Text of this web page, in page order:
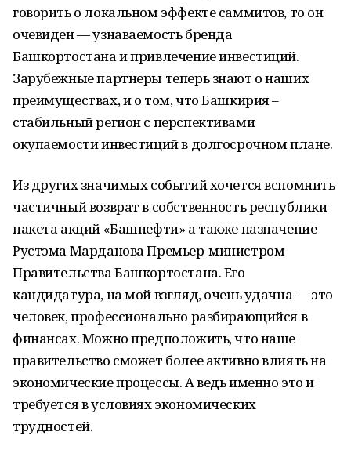
говорить о локальном эффекте саммитов, то он
очевиден — узнаваемость бренда
Башкортостана и привлечение инвестиций.
Зарубежные партнеры теперь знают о наших
преимуществах, и о том, что Башкирия –
стабильный регион с перспективами
окупаемости инвестиций в долгосрочном плане.
Из других значимых событий хочется вспомнить
частичный возврат в собственность республики
пакета акций «Башнефти» а также назначение
Рустэма Марданова Премьер-министром
Правительства Башкортостана. Его
кандидатура, на мой взгляд, очень удачна — это
человек, профессионально разбирающийся в
финансах. Можно предположить, что наше
правительство сможет более активно влиять на
экономические процессы. А ведь именно это и
требуется в условиях экономических
трудностей.